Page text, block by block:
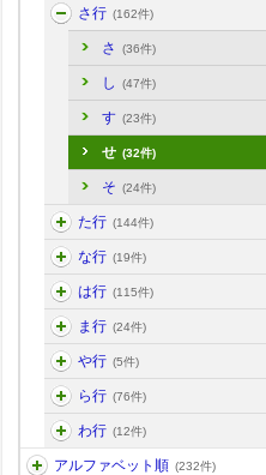
さ行 (162件)
さ (36件)
し (47件)
す (23件)
せ (32件)
そ (24件)
た行 (144件)
な行 (19件)
は行 (115件)
ま行 (24件)
や行 (5件)
ら行 (76件)
わ行 (12件)
アルファベット順 (232件)